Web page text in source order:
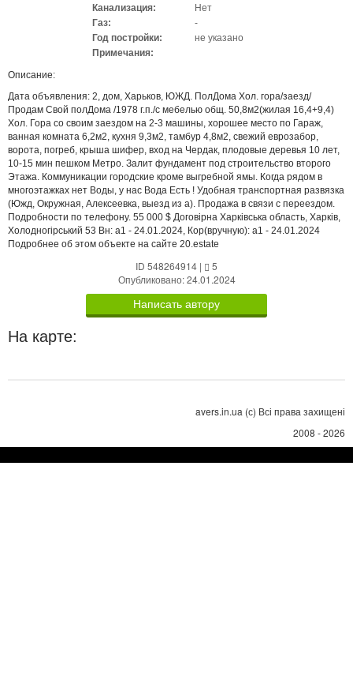
Канализация:
Нет
Газ:
-
Год постройки:
не указано
Примечания:
Описание:
Дата объявления: 2, дом, Харьков, ЮЖД. ПолДома Хол. гора/заезд/
Продам Свой полДома /1978 г.п./с мебелью общ. 50,8м2(жилая 16,4+9,4)
Хол. Гора со своим заездом на 2-3 машины, хорошее место по Гараж,
ванная комната 6,2м2, кухня 9,3м2, тамбур 4,8м2, свежий еврозабор,
ворота, погреб, крыша шифер, вход на Чердак, плодовые деревья 10 лет,
10-15 мин пешком Метро. Залит фундамент под строительство второго
Этажа. Коммуникации городские кроме выгребной ямы. Когда рядом в
многоэтажках нет Воды, у нас Вода Есть ! Удобная транспортная развязка
(Южд, Окружная, Алексеевка, выезд из а). Продажа в связи с переездом.
Подробности по телефону. 55 000 $ Договірна Харківська область, Харків,
Холодногірський 53 Вн: a1 - 24.01.2024, Кор(вручную): a1 - 24.01.2024
Подробнее об этом объекте на сайте 20.estate
ID 548264914 |
5
Опубликовано: 24.01.2024
Написать автору
На карте:
avers.in.ua (с) Всі права захищені
2008 - 2026